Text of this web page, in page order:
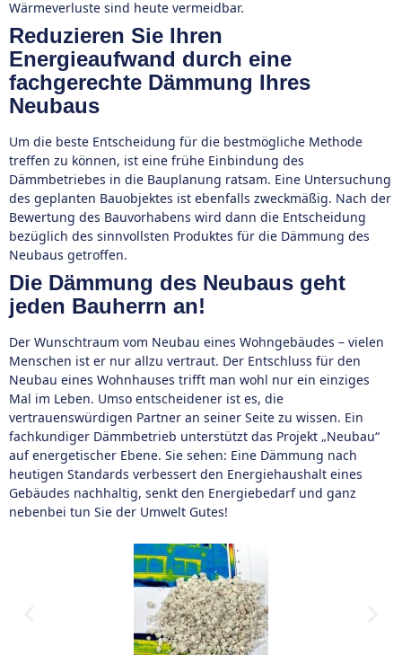
Wärmeverluste sind heute vermeidbar.
Reduzieren Sie Ihren
Energieaufwand durch eine
fachgerechte Dämmung Ihres
Neubaus
Um die beste Entscheidung für die bestmögliche Methode
treffen zu können, ist eine frühe Einbindung des
Dämmbetriebes in die Bauplanung ratsam. Eine Untersuchung
des geplanten Bauobjektes ist ebenfalls zweckmäßig. Nach der
Bewertung des Bauvorhabens wird dann die Entscheidung
bezüglich des sinnvollsten Produktes für die Dämmung des
Neubaus getroffen.
Die Dämmung des Neubaus geht
jeden Bauherrn an!
Der Wunschtraum vom Neubau eines Wohngebäudes – vielen
Menschen ist er nur allzu vertraut. Der Entschluss für den
Neubau eines Wohnhauses trifft man wohl nur ein einziges
Mal im Leben. Umso entscheidener ist es, die
vertrauenswürdigen Partner an seiner Seite zu wissen. Ein
fachkundiger Dämmbetrieb unterstützt das Projekt „Neubau“
auf energetischer Ebene. Sie sehen: Eine Dämmung nach
heutigen Standards verbessert den Energiehaushalt eines
Gebäudes nachhaltig, senkt den Energiebedarf und ganz
nebenbei tun Sie der Umwelt Gutes!